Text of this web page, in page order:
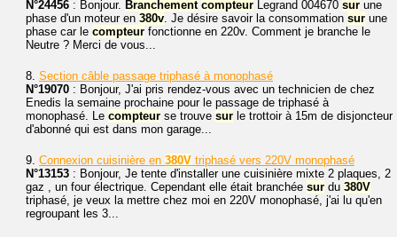
N°24456 : Bonjour. Branchement compteur Legrand 004670 sur une
phase d'un moteur en 380v. Je désire savoir la consommation sur une
phase car le compteur fonctionne en 220v. Comment je branche le
Neutre ? Merci de vous...
8. Section câble passage triphasé à monophasé
N°19070 : Bonjour, J'ai pris rendez-vous avec un technicien de chez
Enedis la semaine prochaine pour le passage de triphasé à
monophasé. Le compteur se trouve sur le trottoir à 15m de disjoncteur
d'abonné qui est dans mon garage...
9. Connexion cuisinière en 380V triphasé vers 220V monophasé
N°13153 : Bonjour, Je tente d'installer une cuisinière mixte 2 plaques, 2
gaz , un four électrique. Cependant elle était branchée sur du 380V
triphasé, je veux la mettre chez moi en 220V monophasé, j'ai lu qu'en
regroupant les 3...